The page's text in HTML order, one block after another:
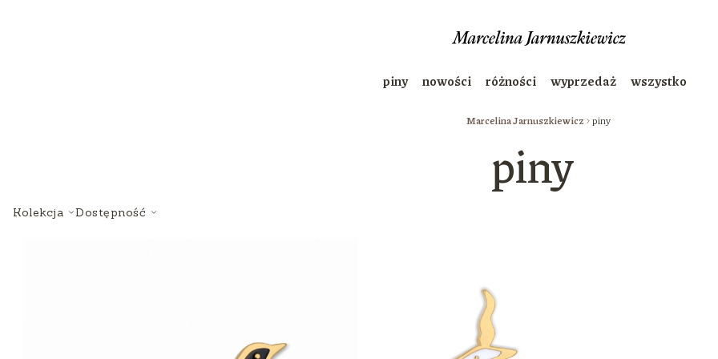
piny nowości różności wyprzedaż wszystko
Marcelina Jarnuszkiewicz piny
piny
Kolekcja Dostępność